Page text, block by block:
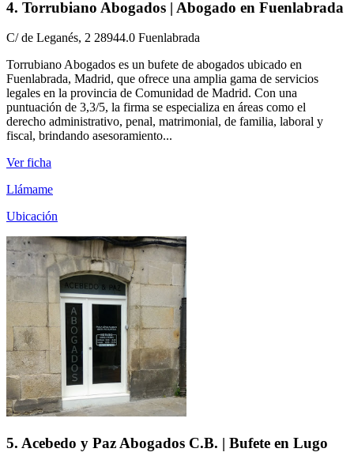
4. Torrubiano Abogados | Abogado en Fuenlabrada
C/ de Leganés, 2 28944.0 Fuenlabrada
Torrubiano Abogados es un bufete de abogados ubicado en
Fuenlabrada, Madrid, que ofrece una amplia gama de servicios
legales en la provincia de Comunidad de Madrid. Con una
puntuación de 3,3/5, la firma se especializa en áreas como el
derecho administrativo, penal, matrimonial, de familia, laboral y
fiscal, brindando asesoramiento...
Ver ficha
Llámame
Ubicación
5. Acebedo y Paz Abogados C.B. | Bufete en Lugo